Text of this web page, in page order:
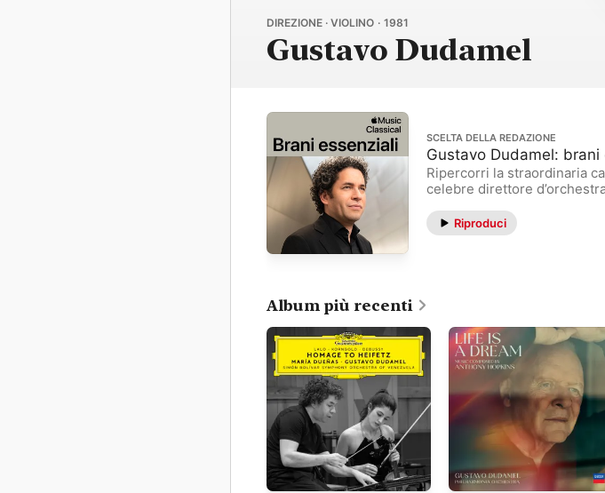
DIREZIONE · VIOLINO · 1981
Gustavo Dudamel
SCELTA DELLA REDAZIONE
Gustavo Dudamel: brani
Ripercorri la straordinaria
celebre direttore
Riproduci
Album più recenti